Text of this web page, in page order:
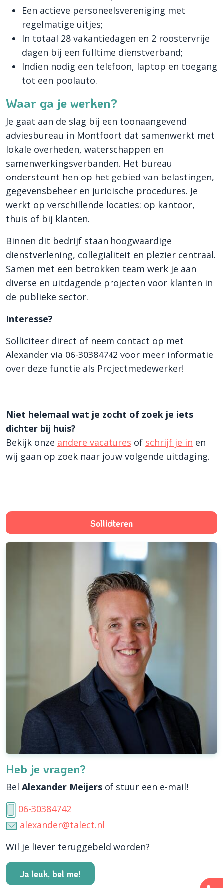
Een actieve personeelsvereniging met
regelmatige uitjes;
In totaal 28 vakantiedagen en 2 roostervrije
dagen bij een fulltime dienstverband;
Indien nodig een telefoon, laptop en toegang
tot een poolauto.
Waar ga je werken?
Je gaat aan de slag bij een toonaangevend
adviesbureau in Montfoort dat samenwerkt met
lokale overheden, waterschappen en
samenwerkingsverbanden. Het bureau
ondersteunt hen op het gebied van belastingen,
gegevensbeheer en juridische procedures. Je
werkt op verschillende locaties: op kantoor,
thuis of bij klanten.
Binnen dit bedrijf staan hoogwaardige
dienstverlening, collegialiteit en plezier centraal.
Samen met een betrokken team werk je aan
diverse en uitdagende projecten voor klanten in
de publieke sector.
Interesse?
Solliciteer direct of neem contact op met
Alexander via 06-30384742 voor meer informatie
over deze functie als Projectmedewerker!
Niet helemaal wat je zocht of zoek je iets
dichter bij huis?
Bekijk onze andere vacatures of schrijf je in en
wij gaan op zoek naar jouw volgende uitdaging.
Solliciteren
Heb je vragen?
Bel Alexander Meijers of stuur een e-mail!
06-30384742
alexander@talect.nl
Wil je liever teruggebeld worden?
Ja leuk, bel me!